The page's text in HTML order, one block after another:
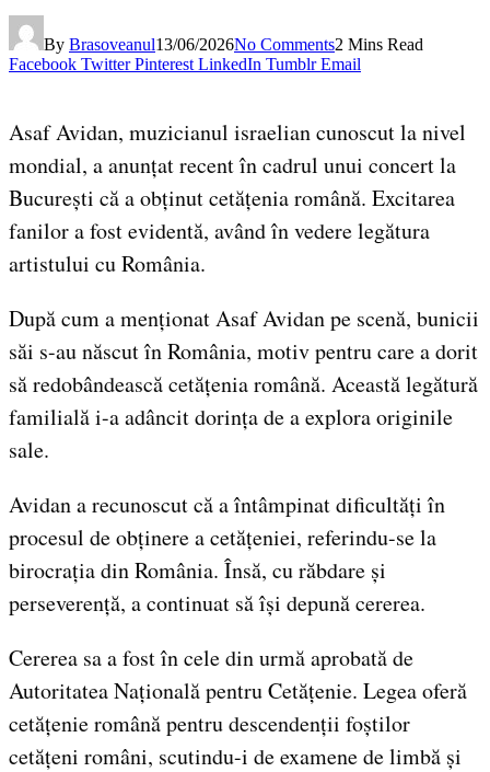
By Brasoveanul13/06/2026No Comments2 Mins Read
Facebook Twitter Pinterest LinkedIn Tumblr Email
Asaf Avidan, muzicianul israelian cunoscut la nivel
mondial, a anunțat recent în cadrul unui concert la
București că a obținut cetățenia română. Excitarea
fanilor a fost evidentă, având în vedere legătura
artistului cu România.
După cum a menționat Asaf Avidan pe scenă, bunicii
săi s-au născut în România, motiv pentru care a dorit
să redobândească cetățenia română. Această legătură
familială i-a adâncit dorința de a explora originile
sale.
Avidan a recunoscut că a întâmpinat dificultăți în
procesul de obținere a cetățeniei, referindu-se la
birocrația din România. Însă, cu răbdare și
perseverență, a continuat să își depună cererea.
Cererea sa a fost în cele din urmă aprobată de
Autoritatea Națională pentru Cetățenie. Legea oferă
cetățenie română pentru descendenții foștilor
cetățeni români, scutindu-i de examene de limbă și